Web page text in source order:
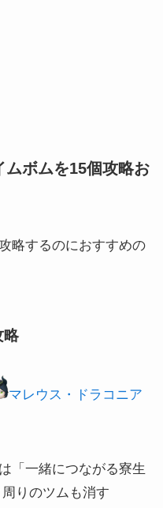
ボムを15個攻略お
略するのにおすすめの
略
マレウス・ドラコニア
「一緒につながる寮生
りのツムも消す